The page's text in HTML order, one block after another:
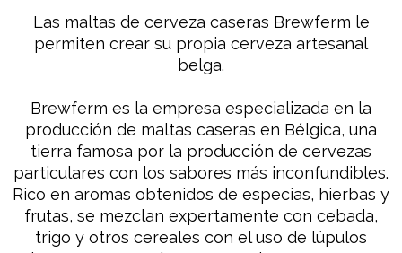
Las maltas de cerveza caseras Brewferm le
permiten crear su propia cerveza artesanal
belga.
Brewferm es la empresa especializada en la
producción de maltas caseras en Bélgica, una
tierra famosa por la producción de cervezas
particulares con los sabores más inconfundibles.
Rico en aromas obtenidos de especias, hierbas y
frutas, se mezclan expertamente con cebada,
trigo y otros cereales con el uso de lúpulos